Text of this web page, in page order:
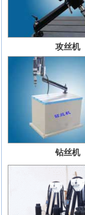
攻丝机
钻丝机